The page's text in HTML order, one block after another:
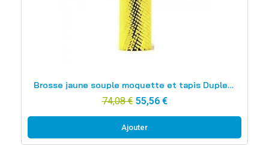
Brosse jaune souple moquette et tapis Duplex 340
74,08 € 55,56 €
Ajouter